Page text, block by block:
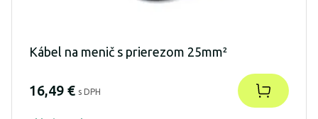
Kábel na menič s prierezom 25mm²
16,49 € s DPH